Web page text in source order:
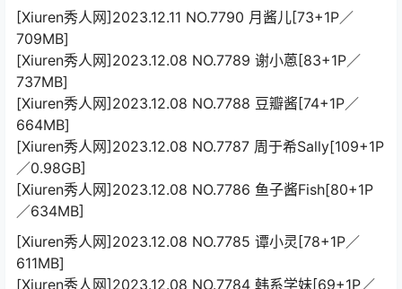
[Xiuren秀人网]2023.12.11 NO.7790 月酱儿[73+1P／
709MB]
[Xiuren秀人网]2023.12.08 NO.7789 谢小蒽[83+1P／
737MB]
[Xiuren秀人网]2023.12.08 NO.7788 豆瓣酱[74+1P／
664MB]
[Xiuren秀人网]2023.12.08 NO.7787 周于希Sally[109+1P
／0.98GB]
[Xiuren秀人网]2023.12.08 NO.7786 鱼子酱Fish[80+1P
／634MB]
[Xiuren秀人网]2023.12.08 NO.7785 谭小灵[78+1P／
611MB]
[Xiuren秀人网]2023.12.08 NO.7784 韩系学妹[69+1P／